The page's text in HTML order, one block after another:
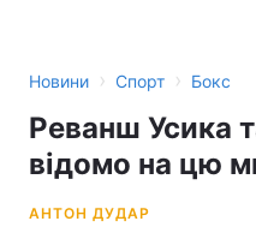
Новини › Спорт › Бокс
Реванш Усика
відомо на цю
АНТОН ДУДАР